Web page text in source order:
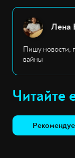
Лена
Пишу новости,
вайны
Читайте